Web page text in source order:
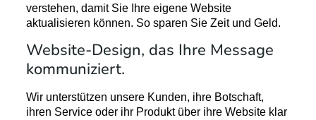
verstehen, damit Sie Ihre eigene Website
aktualisieren können. So sparen Sie Zeit und Geld.
Website-Design, das Ihre Message
kommuniziert.
Wir unterstützen unsere Kunden, ihre Botschaft,
ihren Service oder ihr Produkt über ihre Website klar